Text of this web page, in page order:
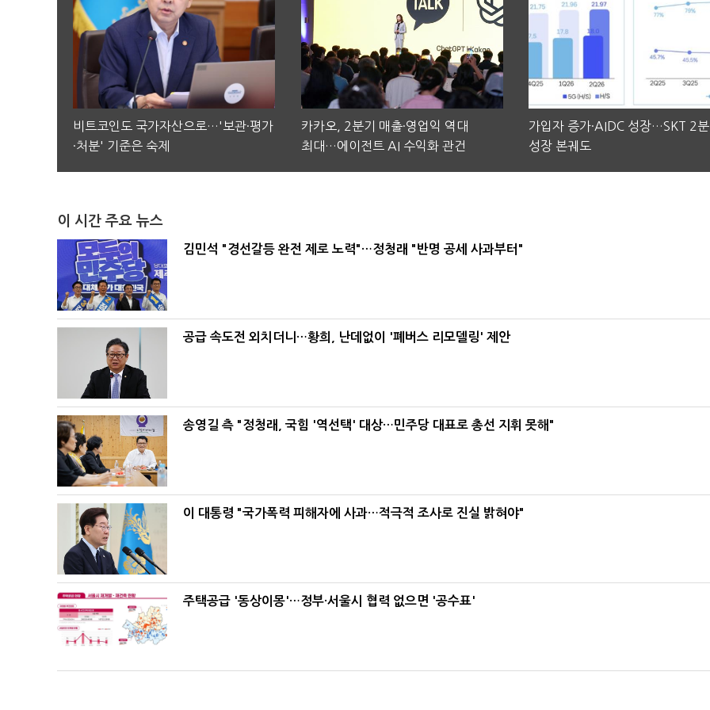
비트코인도 국가자산으로…'보관·평가
·처분' 기준은 숙제
카카오, 2분기 매출·영업익 역대
최대…에이전트 AI 수익화 관건
가입자 증가·AIDC 성장…SKT 2
성장 본궤도
이 시간 주요 뉴스
김민석 "경선갈등 완전 제로 노력"…정청래 "반명 공세 사과부터"
공급 속도전 외치더니…황희, 난데없이 '폐버스 리모델링' 제안
송영길 측 "정청래, 국힘 '역선택' 대상…민주당 대표로 총선 지휘 못해"
이 대통령 "국가폭력 피해자에 사과…적극적 조사로 진실 밝혀야"
주택공급 '동상이몽'…정부·서울시 협력 없으면 '공수표'